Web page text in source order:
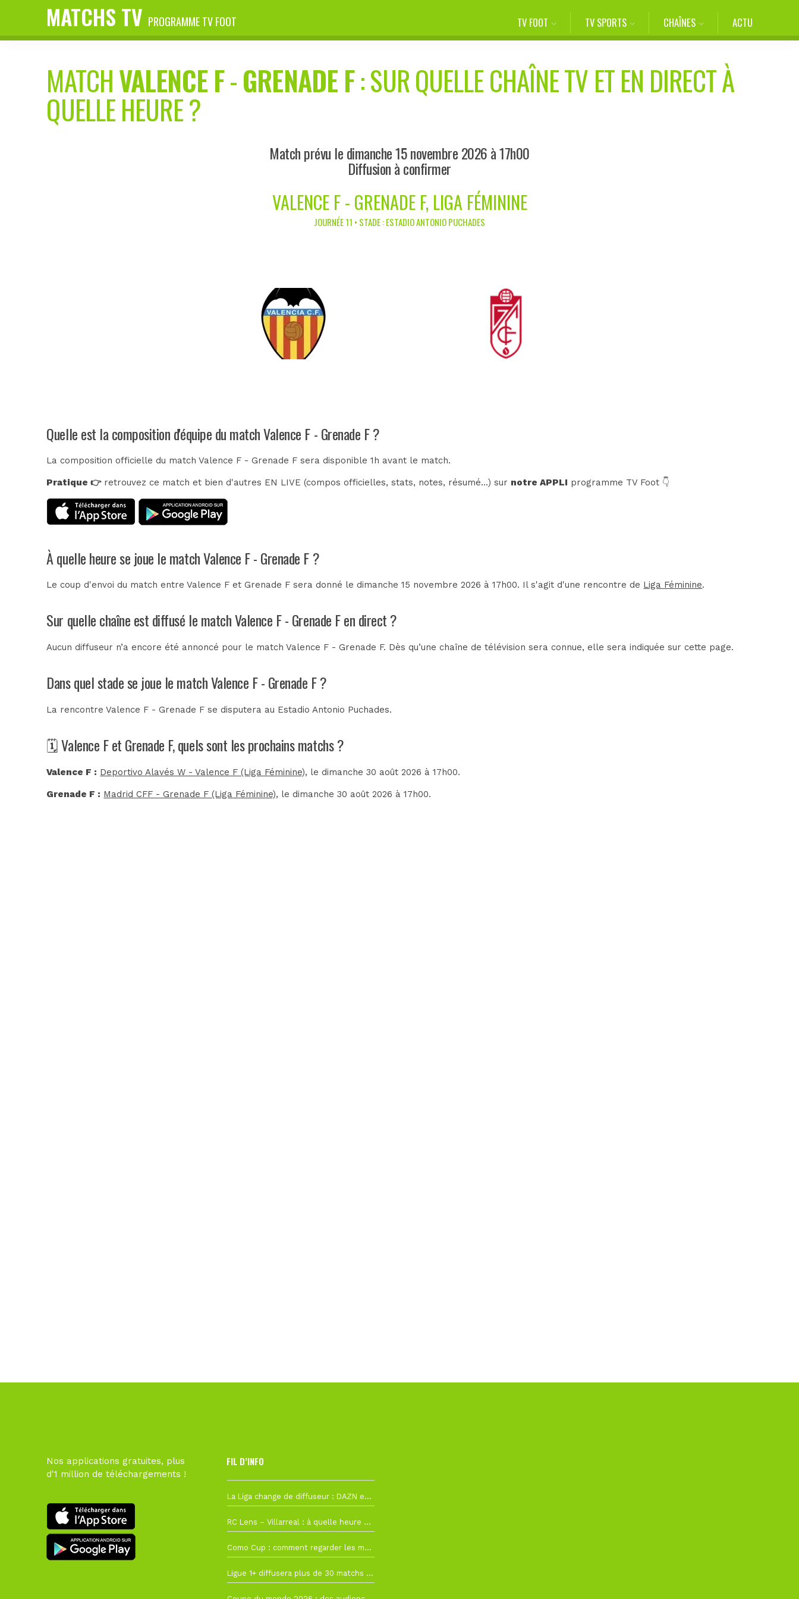
MATCHS TV PROGRAMME TV FOOT TV FOOT TV SPORTS CHAÎNES ACTU
MATCHVALENCE F-GRENADE F: SUR QUELLE CHAÎNE TV ET EN DIRECT À
QUELLE HEURE ?
Match prévu le dimanche 15 novembre 2026 à 17h00
Diffusion à confirmer
VALENCE F - GRENADE F, LIGA FÉMININE
JOURNÉE 11 • STADE : ESTADIO ANTONIO PUCHADES
Quelle est la composition d'équipe du match Valence F - Grenade F ?
La composition officielle du match Valence F - Grenade F sera disponible 1h avant le match.
Pratique 👉retrouvez ce match et bien d'autres EN LIVE (compos officielles, stats, notes, résumé...) sur notre APPLI programme TV Foot 👇
À quelle heure se joue le match Valence F - Grenade F ?
Le coup d'envoi du match entre Valence F et Grenade F sera donné le dimanche 15 novembre 2026 à 17h00. Il s'agit d'une rencontre de Liga Féminine.
Sur quelle chaîne est diffusé le match Valence F - Grenade F en direct ?
Aucun diffuseur n’a encore été annoncé pour le match Valence F - Grenade F. Dès qu’une chaîne de télévision sera connue, elle sera indiquée sur cette page.
Dans quel stade se joue le match Valence F - Grenade F ?
La rencontre Valence F - Grenade F se disputera au Estadio Antonio Puchades.
🗓️ Valence F et Grenade F, quels sont les prochains matchs ?
Valence F : Deportivo Alavés W - Valence F (Liga Féminine), le dimanche 30 août 2026 à 17h00.
Grenade F : Madrid CFF - Grenade F (Liga Féminine), le dimanche 30 août 2026 à 17h00.
Nos applications gratuites, plus
d'1 million de téléchargements !
FIL D’INFO
La Liga change de diffuseur : DAZN et Disney+ remplacent beIN Sports !
RC Lens – Villarreal : à quelle heure et sur quelle chaîne voir la finale de la Como Cup ?
Como Cup : comment regarder les matchs du RC Lens en direct ?
Ligue 1+ diffusera plus de 30 matchs amicaux avant la reprise de la Ligue 1